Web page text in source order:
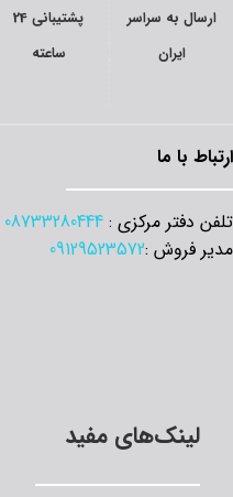
به سراسر
ایران
پشتیبانی 24
ساعته
با ما
دفتر مرکزی :08733280444
فروش :09129523572
لینک‌های مفید